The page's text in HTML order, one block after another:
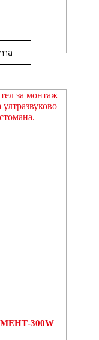
300W